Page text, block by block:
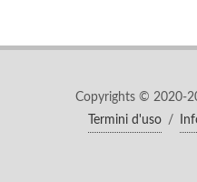
Copyrights © 2020-
Termini d'uso
/